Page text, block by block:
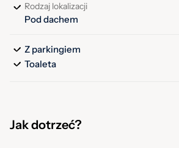
Rodzaj lokalizacji
Pod dachem
Z parkingiem
Toaleta
Jak dotrzeć?